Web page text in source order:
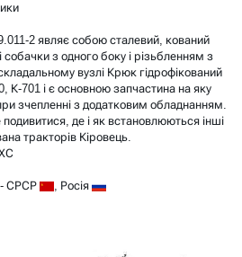
2 являє собою сталевий, кований
собачки з одного боку і різьбленням з
вузлі Крюк гідрофікований
К-701 і є основною запчастина на яку
зчепленні з додатковим обладнанням.
де і як встановлюються інші
тракторів Кіровець.
- СРСР
, Росія